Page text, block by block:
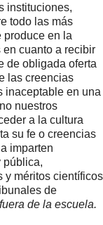
instituciones,
todo las más
produce en la
cuanto a recibir
de obligada oferta
las creencias
inaceptable en una
nuestros
a la cultura
su fe o creencias
imparten
pública,
y méritos científicos
de
de la escuela.